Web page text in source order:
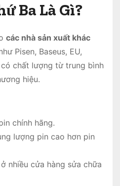
Ba Là Gì?
các nhà sản xuất khác
Pisen, Baseus, EU,
chất lượng từ trung bình
hiệu.
chính hãng.
lượng pin cao hơn pin
nhiều cửa hàng sửa chữa